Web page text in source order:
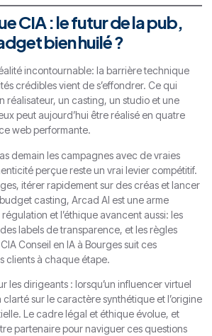
CIA : le futur de la pub,
bien huilé ?
incontournable: la barrière technique
crédibles vient de s’effondrer. Ce qui
réalisateur, un casting, un studio et une
peut aujourd’hui être réalisé en quatre
web performante.
demain les campagnes avec de vraies
perçue reste un vrai levier compétitif.
itérer rapidement sur des créas et lancer
casting, Arcad AI est une arme
et l’éthique avancent aussi: les
labels de transparence, et les règles
Conseil en IA à Bourges suit ces
clients à chaque étape.
les dirigeants : lorsqu’un influencer virtuel
sur le caractère synthétique et l’origine
Le cadre légal et éthique évolue, et
partenaire pour naviguer ces questions